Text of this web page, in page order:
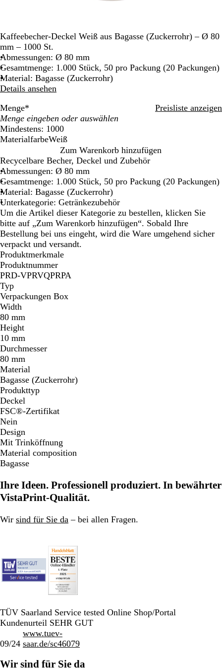
Kaffeebecher-Deckel Weiß aus Bagasse (Zuckerrohr) – Ø 80
mm – 1000 St.
Abmessungen: Ø 80 mm
Gesamtmenge: 1.000 Stück, 50 pro Packung (20 Packungen)
Material: Bagasse (Zuckerrohr)
Details ansehen
Menge* Preisliste anzeigen
Mindestens: 1000
MaterialfarbeWeiß
e
i
ß
Zum Warenkorb hinzufügen
Recycelbare Becher, Deckel und Zubehör
Abmessungen: Ø 80 mm
Gesamtmenge: 1.000 Stück, 50 pro Packung (20 Packungen)
Material: Bagasse (Zuckerrohr)
Unterkategorie: Getränkezubehör
Um die Artikel dieser Kategorie zu bestellen, klicken Sie
bitte auf „Zum Warenkorb hinzufügen“. Sobald Ihre
Bestellung bei uns eingeht, wird die Ware umgehend sicher
verpackt und versandt.
Produktmerkmale
Produktnummer
PRD-VPRVQPRPA
Typ
Verpackungen Box
Width
80 mm
Height
10 mm
Durchmesser
80 mm
Material
Bagasse (Zuckerrohr)
Produkttyp
Deckel
FSC®-Zertifikat
Nein
Design
Mit Trinköffnung
Material composition
Bagasse
Ihre Ideen. Professionell produziert. In bewährter
VistaPrint-Qualität.
Wir sind für Sie da – bei allen Fragen.
TÜV Saarland Service tested Online Shop/Portal
Kundenurteil SEHR GUT
09/24
www.tuev-
saar.de/sc46079
Wir sind für Sie da